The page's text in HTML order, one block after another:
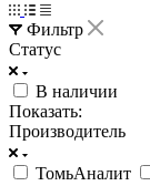
Фильтр
Статус
В наличии
Показать:
Производитель
ТомьАналит